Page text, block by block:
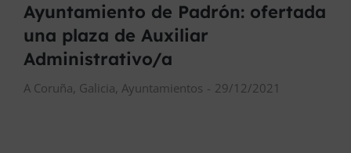
Ayuntamiento de Padrón: ofertada
una plaza de Auxiliar
Administrativo/a
A Coruña, Galicia, Ayuntamientos 29/12/2021